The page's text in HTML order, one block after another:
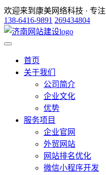
欢迎来到康美网络科技 · 专
138-6416-9891 269434804
首页
关于我们
公司简介
企业文化
优势
服务项目
企业官网
外贸网站
网站排名优化
微信小程序开发